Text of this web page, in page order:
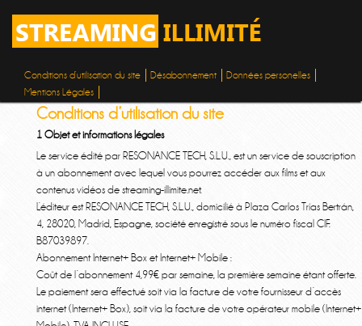
Conditions d’utilisation du site Désabonnement
Données personelles
Mentions Légales
Conditions d’utilisation du site
1 Objet et informations légales
Le service édité par RESONANCE TECH, S.L.U., est un service de souscription
à un abonnement avec lequel vous pourrez accéder aux films et aux
contenus vidéos de streaming-illimite.net.
L’éditeur est RESONANCE TECH, S.L.U., domicilié à Plaza Carlos Trías Bertrán,
4, 28020, Madrid, Espagne, société enregistré sous le numéro fiscal CIF:
B87039897.
Abonnement Internet+ Box et Internet+ Mobile :
Coût de l’abonnement 4,99€ par semaine, la première semaine étant offerte.
Le paiement sera effectué soit via la facture de votre fournisseur d’accès
internet (Internet+ Box), soit via la facture de votre opérateur mobile (Internet+